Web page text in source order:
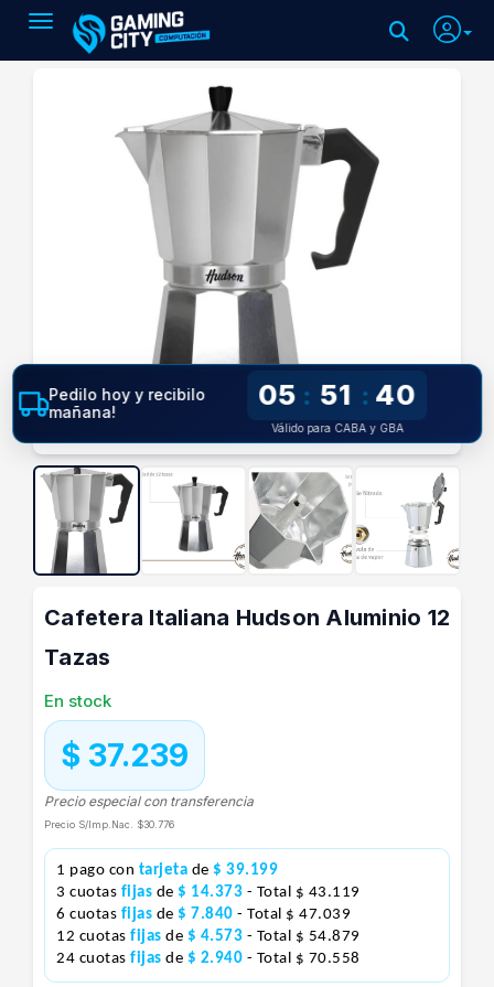
Toggle navigation
Cafetera Italiana Hudson Aluminio 12
Tazas
En stock
$ 37.239
Precio especial con transferencia
Precio S/Imp.Nac. $30.776
1 pago con tarjeta de $ 39.199
3 cuotas fijas de $ 14.373 - Total $ 43.119
6 cuotas fijas de $ 7.840 - Total $ 47.039
12 cuotas fijas de $ 4.573 - Total $ 54.879
24 cuotas fijas de $ 2.940 - Total $ 70.558
Pedilo hoy y recibilo
mañana!
05 : 51 : 39
Válido para CABA y GBA